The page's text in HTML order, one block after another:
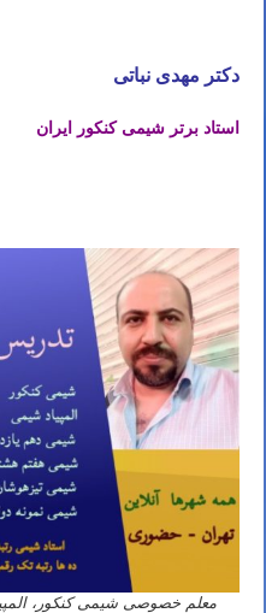
دکتر مهدی نباتی
استاد برتر شیمی کنکور ایران
معلم خصوصی شیمی کنکور،